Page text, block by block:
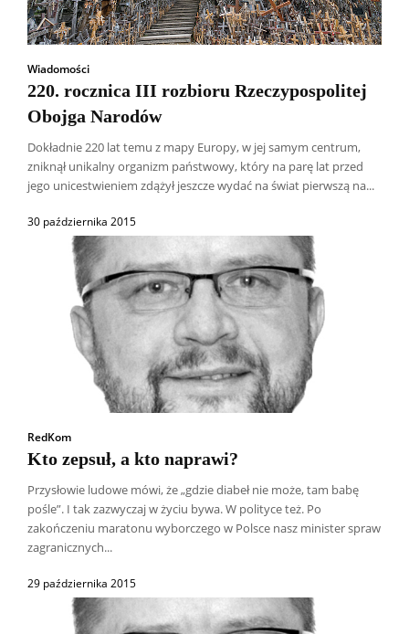
Wiadomości
220. rocznica III rozbioru Rzeczypospolitej
Obojga Narodów
Dokładnie 220 lat temu z mapy Europy, w jej samym centrum,
zniknął unikalny organizm państwowy, który na parę lat przed
jego unicestwieniem zdążył jeszcze wydać na świat pierwszą na...
30 października 2015
RedKom
Kto zepsuł, a kto naprawi?
Przysłowie ludowe mówi, że „gdzie diabeł nie może, tam babę
pośle”. I tak zazwyczaj w życiu bywa. W polityce też. Po
zakończeniu maratonu wyborczego w Polsce nasz minister spraw
zagranicznych...
29 października 2015